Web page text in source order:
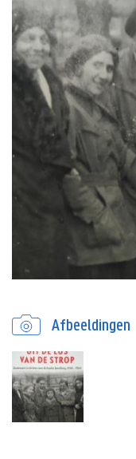
Afbeeldingen